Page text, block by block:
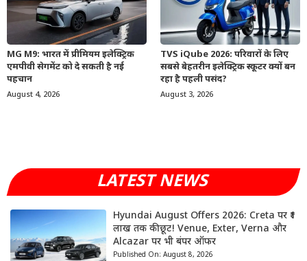
MG M9: भारत में प्रीमियम इलेक्ट्रिक
एमपीवी सेगमेंट को दे सकती है नई
पहचान
August 4, 2026
TVS iQube 2026: परिवारों के लिए
सबसे बेहतरीन इलेक्ट्रिक स्कूटर क्यों बन
रहा है पहली पसंद?
August 3, 2026
LATEST NEWS
Hyundai August Offers 2026: Creta पर ₹1
लाख तक की छूट! Venue, Exter, Verna और
Alcazar पर भी बंपर ऑफर
Published On: August 8, 2026